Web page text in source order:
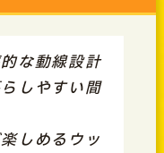
な動線設計
しやすい間
しめるウッ